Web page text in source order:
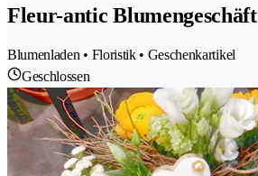
Fleur-antic Blumengeschäft
Blumenladen • Floristik • Geschenkartikel
Geschlossen